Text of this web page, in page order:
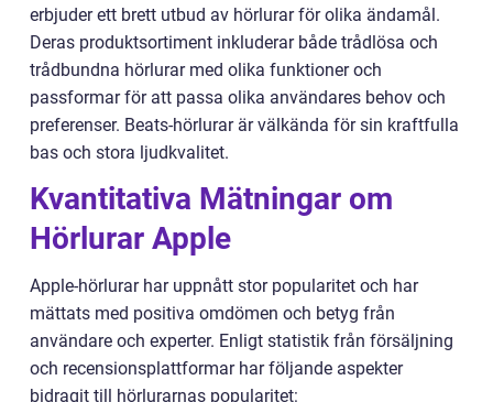
erbjuder ett brett utbud av hörlurar för olika ändamål.
Deras produktsortiment inkluderar både trådlösa och
trådbundna hörlurar med olika funktioner och
passformar för att passa olika användares behov och
preferenser. Beats-hörlurar är välkända för sin kraftfulla
bas och stora ljudkvalitet.
Kvantitativa Mätningar om
Hörlurar Apple
Apple-hörlurar har uppnått stor popularitet och har
mättats med positiva omdömen och betyg från
användare och experter. Enligt statistik från försäljning
och recensionsplattformar har följande aspekter
bidragit till hörlurarnas popularitet: